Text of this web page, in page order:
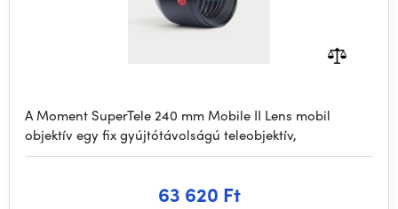
A Moment SuperTele 240 mm Mobile II Lens mobil
objektív egy fix gyújtótávolságú teleobjektív,
63 620 Ft